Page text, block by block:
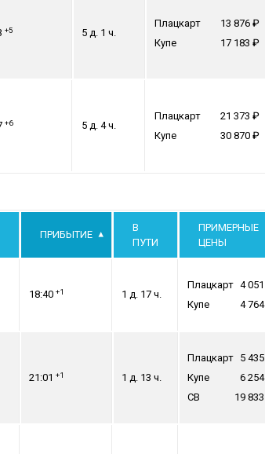
+5 5 д. 1 ч.
Плацкарт
13 876
Купе
17 183
+6 5 д. 4 ч.
Плацкарт
21 373
Купе
30 870
ПРИБЫТИЕ
В
ПУТИ
ПРИМЕРНЫЕ
ЦЕНЫ
18:40 +1 1 д. 17 ч.
Плацкарт 4 051
Купе
4 764
21:01 +1 1 д. 13 ч.
Плацкарт 5 435
Купе
6 254
СВ
19 833